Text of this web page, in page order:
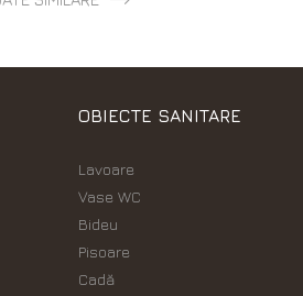
OBIECTE SANITARE
Lavoare
Vase WC
Bideu
Pisoare
Cadă